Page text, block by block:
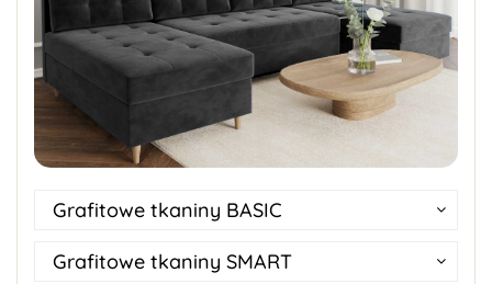
Grafitowe tkaniny BASIC
Grafitowe tkaniny SMART